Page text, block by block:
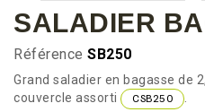
SALADIER
Référence SB250
Grand saladier en bagasse de
couvercle assorti
CSB250